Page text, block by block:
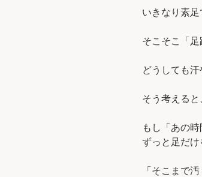
いきなり素足
そこそこ「足
どうしても
そう考えると
もし「あの
ずっと足だけ
「そこまで